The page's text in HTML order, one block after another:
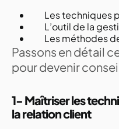
Les techniques
L’outil de la
Les méthodes
Passons en détail
pour devenir
1- Maîtriser les
la relation client